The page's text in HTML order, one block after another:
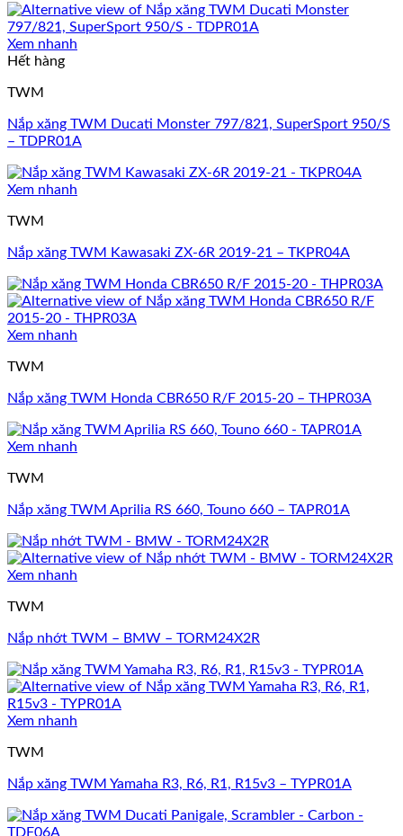
Xem nhanh
Hết hàng
TWM
Nắp xăng TWM Ducati Monster 797/821, SuperSport 950/S
– TDPR01A
Xem nhanh
TWM
Nắp xăng TWM Kawasaki ZX-6R 2019-21 – TKPR04A
Xem nhanh
TWM
Nắp xăng TWM Honda CBR650 R/F 2015-20 – THPR03A
Xem nhanh
TWM
Nắp xăng TWM Aprilia RS 660, Touno 660 – TAPR01A
Xem nhanh
TWM
Nắp nhớt TWM – BMW – TORM24X2R
Xem nhanh
TWM
Nắp xăng TWM Yamaha R3, R6, R1, R15v3 – TYPR01A